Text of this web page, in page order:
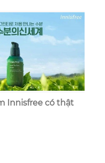
Innisfree có thật